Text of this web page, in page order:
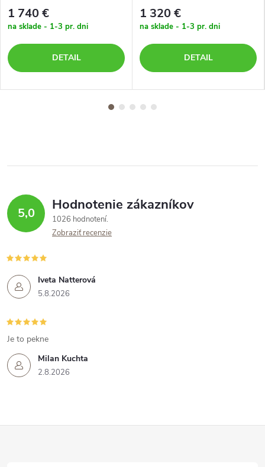
1 740 €
na sklade - 1-3 pr. dni
DETAIL
1 320 €
na sklade - 1-3 pr. dni
DETAIL
5,0 Hodnotenie zákazníkov
1026 hodnotení
Zobraziť recenzie
Iveta Natterová
5.8.2026
Milan Kuchta
2.8.2026
Je to pekne